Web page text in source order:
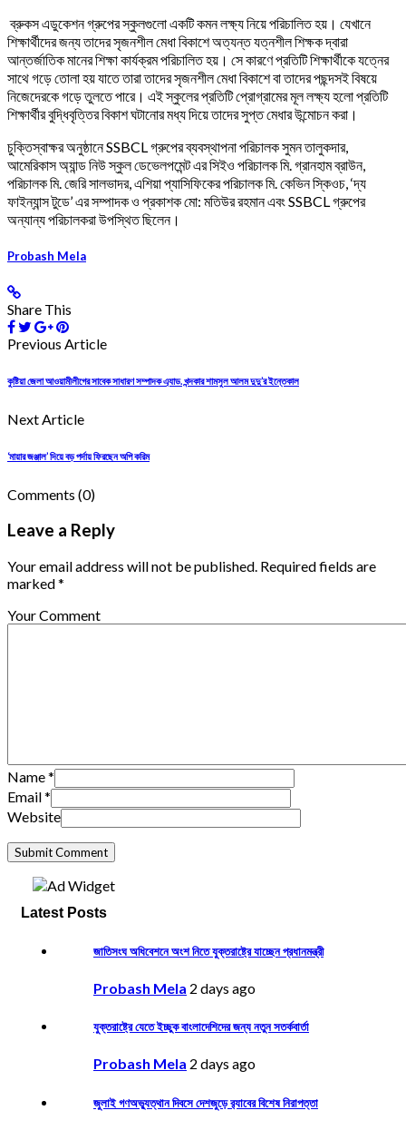
ব্রুকস এডুকেশন গ্রুপের স্কুলগুলো একটি কমন লক্ষ্য নিয়ে পরিচালিত হয়। যেখানে
শিক্ষার্থীদের জন্য তাদের সৃজনশীল মেধা বিকাশে অত্যন্ত যত্নশীল শিক্ষক দ্বারা
আন্তর্জাতিক মানের শিক্ষা কার্যক্রম পরিচালিত হয়। সে কারণে প্রতিটি শিক্ষার্থীকে যত্নের
সাথে গড়ে তোলা হয় যাতে তারা তাদের সৃজনশীল মেধা বিকাশে বা তাদের পছন্দসই বিষয়ে
নিজেদেরকে গড়ে তুলতে পারে। এই স্কুলের প্রতিটি প্রোগ্রামের মূল লক্ষ্য হলো প্রতিটি
শিক্ষার্থীর বুদ্ধিবৃত্তির বিকাশ ঘটানোর মধ্য দিয়ে তাদের সুপ্ত মেধার উন্মোচন করা।
চুক্তিস্বাক্ষর অনুষ্ঠানে SSBCL গ্রুপের ব্যবস্থাপনা পরিচালক সুমন তালুকদার,
আমেরিকাস অ্যান্ড নিউ স্কুল ডেভেলপমেন্ট এর সিইও পরিচালক মি. গ্রানহাম ব্রাউন,
পরিচালক মি. জেরি সালভাদর, এশিয়া প্যাসিফিকের পরিচালক মি. কেভিন স্কিওচ, ‘দ্য
ফাইন্যান্স টুডে’ এর সম্পাদক ও প্রকাশক মো: মতিউর রহমান এবং SSBCL গ্রুপের
অন্যান্য পরিচালকরা উপস্থিত ছিলেন।
Probash Mela
Share This
Previous Article
কু‌ষ্টিয়া জেলা আওয়ামীলীগের সাবেক সাধারণ সম্পাদক এ্যাড. খন্দকার শামসুল আলম দুদু’র ইন্তেকাল
Next Article
‌‘মায়ার জঞ্জাল’ দিয়ে বড় পর্দায় ফিরছেন অপি করিম
Comments (0)
Leave a Reply
Your email address will not be published. Required fields are
marked *
Your Comment
Name*
Email*
Website
Latest Posts
জাতিসংঘ অধিবেশনে অংশ নিতে যুক্তরাষ্ট্রে যাচ্ছেন প্রধানমন্ত্রী
Probash Mela 2 days ago
যুক্তরাষ্ট্রে যেতে ইচ্ছুক বাংলাদেশিদের জন্য নতুন সতর্কবার্তা
Probash Mela 2 days ago
জুলাই গণঅভ্যুত্থান দিবসে দেশজুড়ে র‌্যাবের বিশেষ নিরাপত্তা